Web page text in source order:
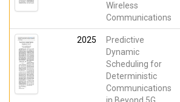
Wireless
Communications
2025
Predictive
Dynamic
Scheduling for
Deterministic
Communications